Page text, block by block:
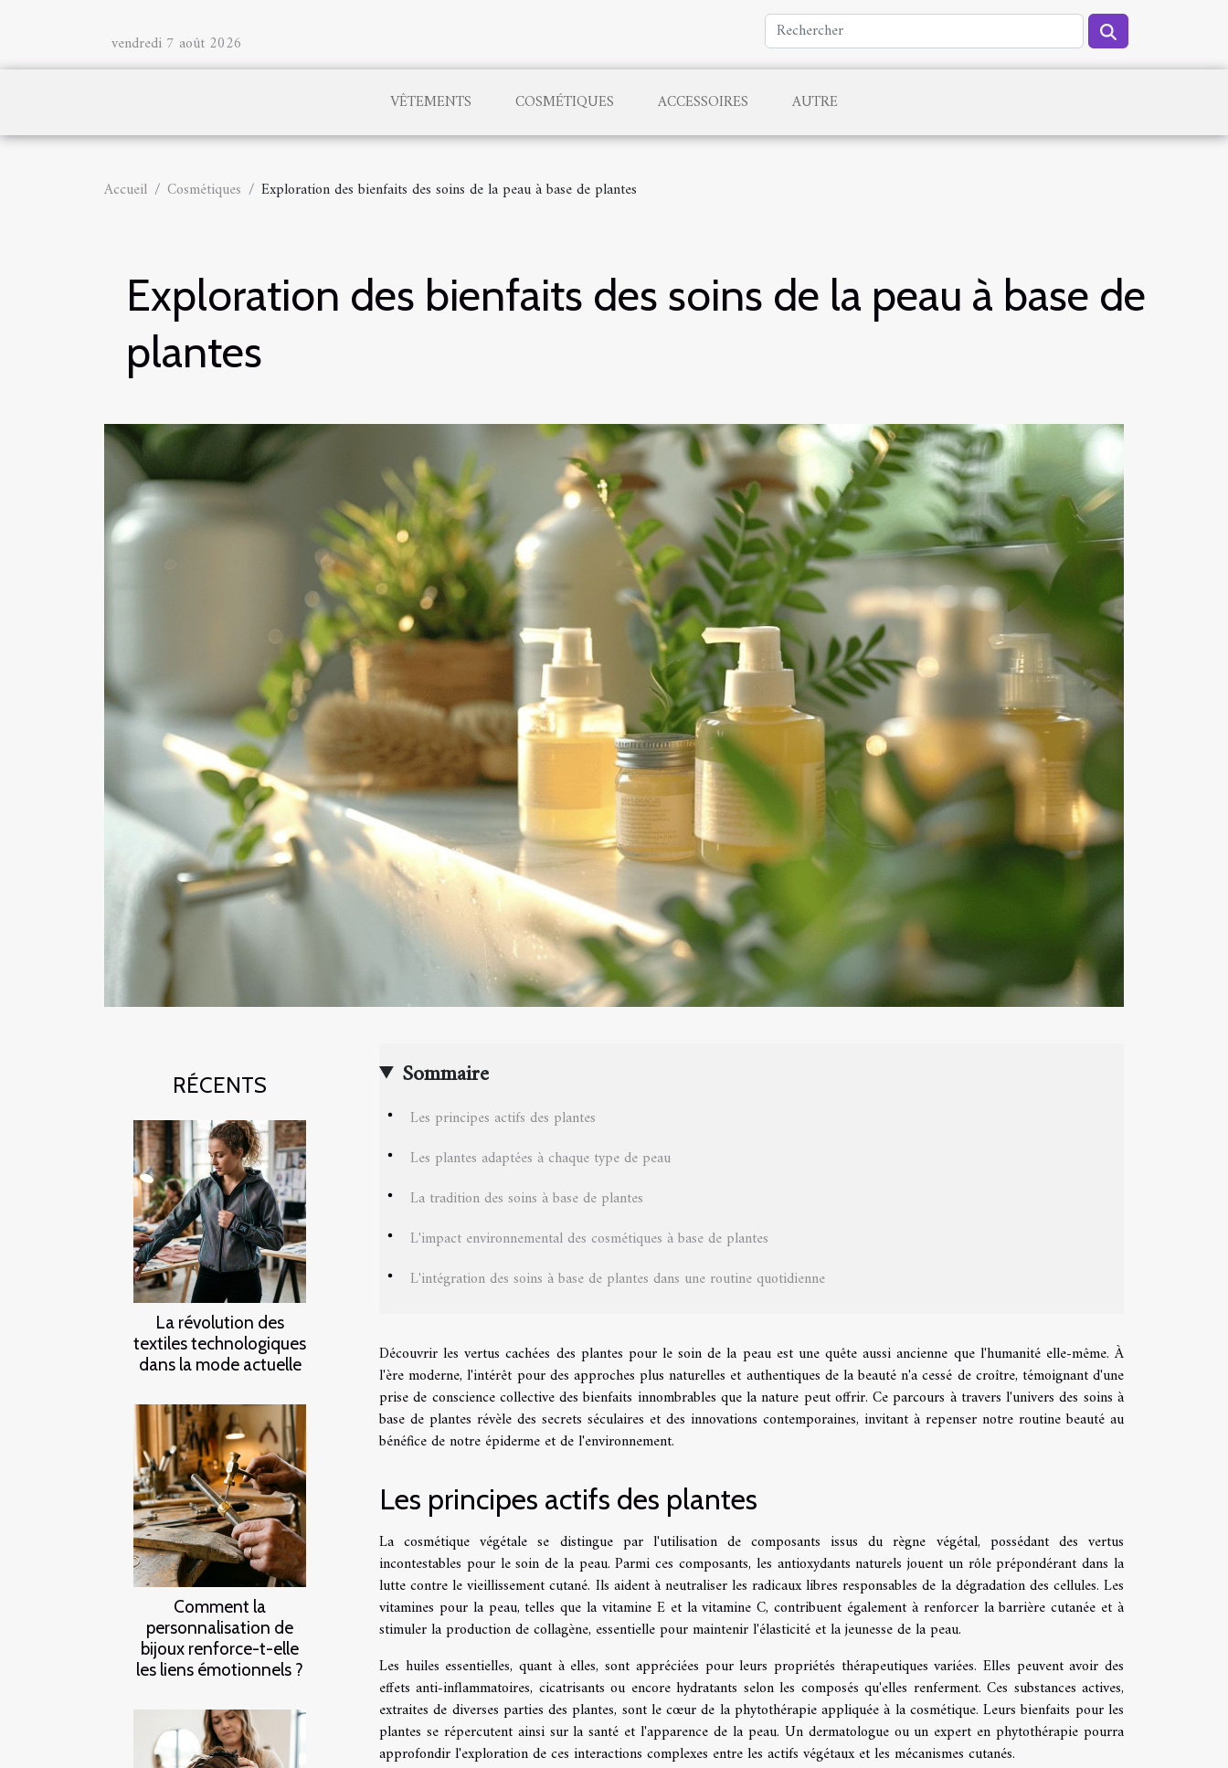
vendredi 7 août 2026
VÊTEMENTS COSMÉTIQUES ACCESSOIRES AUTRE
Accueil Cosmétiques Exploration des bienfaits des soins de la peau à base de plantes
Exploration des bienfaits des soins de la peau à base de
plantes
RÉCENTS
La révolution des
textiles technologiques
dans la mode actuelle
Comment la
personnalisation de
bijoux renforce-t-elle
les liens émotionnels ?
Sommaire
Les principes actifs des plantes
Les plantes adaptées à chaque type de peau
La tradition des soins à base de plantes
L'impact environnemental des cosmétiques à base de plantes
L'intégration des soins à base de plantes dans une routine quotidienne
Découvrir les vertus cachées des plantes pour le soin de la peau est une quête aussi ancienne que l'humanité elle-même. À
l'ère moderne, l'intérêt pour des approches plus naturelles et authentiques de la beauté n'a cessé de croître, témoignant d'une
prise de conscience collective des bienfaits innombrables que la nature peut offrir. Ce parcours à travers l'univers des soins à
base de plantes révèle des secrets séculaires et des innovations contemporaines, invitant à repenser notre routine beauté au
bénéfice de notre épiderme et de l'environnement.
Les principes actifs des plantes
La cosmétique végétale se distingue par l'utilisation de composants issus du règne végétal, possédant des vertus
incontestables pour le soin de la peau. Parmi ces composants, les antioxydants naturels jouent un rôle prépondérant dans la
lutte contre le vieillissement cutané. Ils aident à neutraliser les radicaux libres responsables de la dégradation des cellules. Les
vitamines pour la peau, telles que la vitamine E et la vitamine C, contribuent également à renforcer la barrière cutanée et à
stimuler la production de collagène, essentielle pour maintenir l'élasticité et la jeunesse de la peau.
Les huiles essentielles, quant à elles, sont appréciées pour leurs propriétés thérapeutiques variées. Elles peuvent avoir des
effets anti-inflammatoires, cicatrisants ou encore hydratants selon les composés qu'elles renferment. Ces substances actives,
extraites de diverses parties des plantes, sont le cœur de la phytothérapie appliquée à la cosmétique. Leurs bienfaits pour les
plantes se répercutent ainsi sur la santé et l'apparence de la peau. Un dermatologue ou un expert en phytothérapie pourra
approfondir l'exploration de ces interactions complexes entre les actifs végétaux et les mécanismes cutanés.